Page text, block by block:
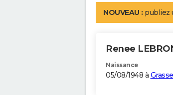
NOUVEAU : publiez
Renee
Naissance
05/08/1948 à Grasse